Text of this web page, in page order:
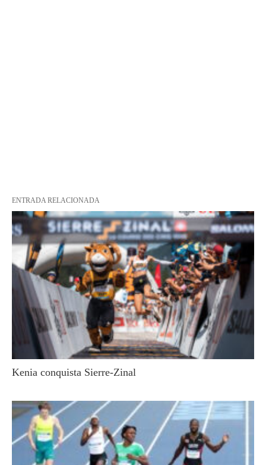
ENTRADA RELACIONADA
Kenia conquista Sierre-Zinal